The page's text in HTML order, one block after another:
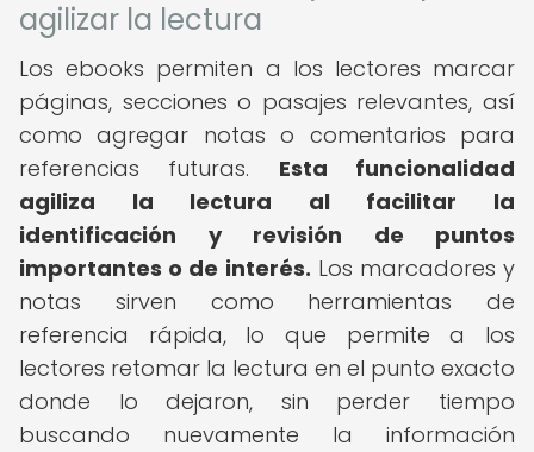
agilizar la lectura
Los ebooks permiten a los lectores marcar
páginas, secciones o pasajes relevantes, así
como agregar notas o comentarios para
referencias futuras. Esta funcionalidad
agiliza la lectura al facilitar la
identificación y revisión de puntos
importantes o de interés. Los marcadores y
notas sirven como herramientas de
referencia rápida, lo que permite a los
lectores retomar la lectura en el punto exacto
donde lo dejaron, sin perder tiempo
buscando nuevamente la información